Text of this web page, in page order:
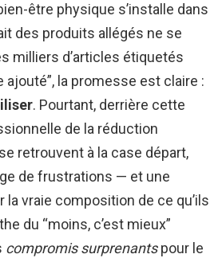
être physique s’installe dans
des produits allégés ne se
milliers d’articles étiquetés
ajouté”, la promesse est claire :
. Pourtant, derrière cette
de la réduction
retrouvent à la case départ,
de frustrations — et une
la vraie composition de ce qu’ils
du “moins, c’est mieux”
compromis surprenantspour le